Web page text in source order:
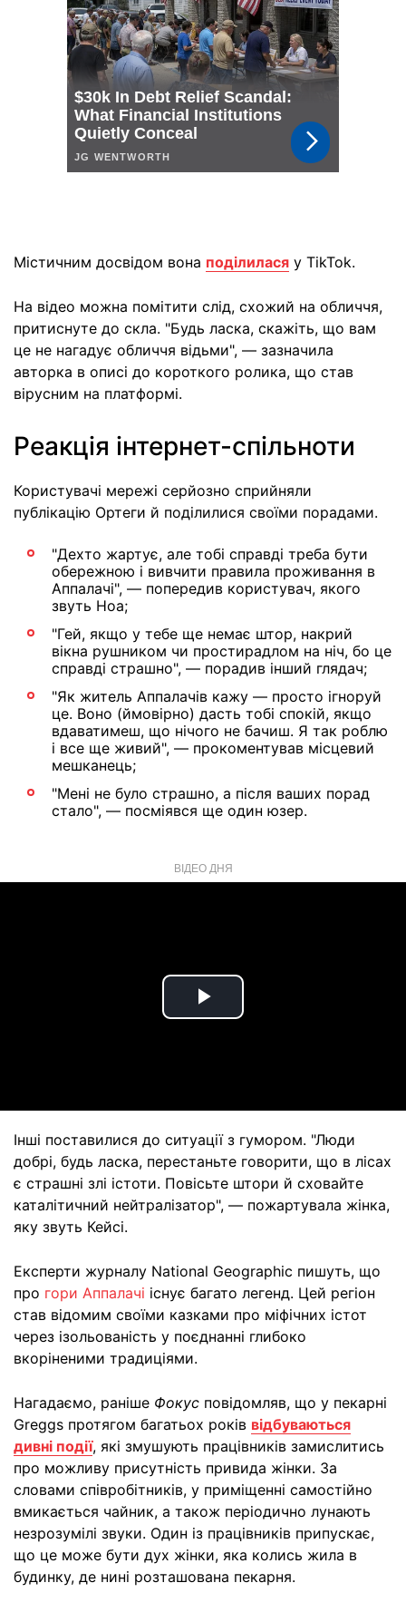
Містичним досвідом вона поділилася у TikTok.
На відео можна помітити слід, схожий на обличчя,
притиснуте до скла. "Будь ласка, скажіть, що вам
це не нагадує обличчя відьми", — зазначила
авторка в описі до короткого ролика, що став
вірусним на платформі.
Реакція інтернет-спільноти
Користувачі мережі серйозно сприйняли
публікацію Ортеги й поділилися своїми порадами.
"Дехто жартує, але тобі справді треба бути
обережною і вивчити правила проживання в
Аппалачі", — попередив користувач, якого
звуть Ноа;
"Гей, якщо у тебе ще немає штор, накрий
вікна рушником чи простирадлом на ніч, бо це
справді страшно", — порадив інший глядач;
"Як житель Аппалачів кажу — просто ігноруй
це. Воно (ймовірно) дасть тобі спокій, якщо
вдаватимеш, що нічого не бачиш. Я так роблю
і все ще живий", — прокоментував місцевий
мешканець;
"Мені не було страшно, а після ваших порад
стало", — посміявся ще один юзер.
ВІДЕО ДНЯ
Play
Інші поставилися до ситуації з гумором. "Люди
добрі, будь ласка, перестаньте говорити, що в лісах
є страшні злі істоти. Повісьте штори й сховайте
каталітичний нейтралізатор", — пожартувала жінка,
яку звуть Кейсі.
Експерти журналу National Geographic пишуть, що
про гори Аппалачі існує багато легенд. Цей регіон
став відомим своїми казками про міфічних істот
через ізольованість у поєднанні глибоко
вкоріненими традиціями.
Нагадаємо, раніше Фокус повідомляв, що у пекарні
Greggs протягом багатьох років відбуваються
дивні події, які змушують працівників замислитись
про можливу присутність привида жінки. За
словами співробітників, у приміщенні самостійно
вмикається чайник, а також періодично лунають
незрозумілі звуки. Один із працівників припускає,
що це може бути дух жінки, яка колись жила в
будинку, де нині розташована пекарня.